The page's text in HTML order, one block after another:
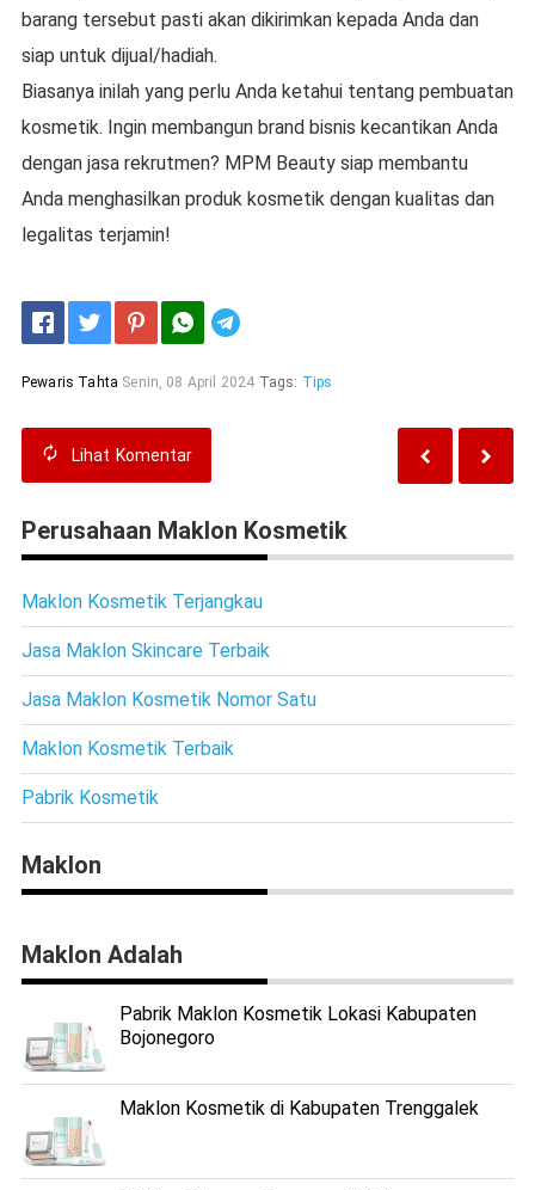
barang tersebut pasti akan dikirimkan kepada Anda dan
siap untuk dijual/hadiah.
Biasanya inilah yang perlu Anda ketahui tentang pembuatan
kosmetik. Ingin membangun brand bisnis kecantikan Anda
dengan jasa rekrutmen? MPM Beauty siap membantu
Anda menghasilkan produk kosmetik dengan kualitas dan
legalitas terjamin!
Pewaris Tahta Senin, 08 April 2024 Tags: Tips
Lihat Komentar
Perusahaan Maklon Kosmetik
Maklon Kosmetik Terjangkau
Jasa Maklon Skincare Terbaik
Jasa Maklon Kosmetik Nomor Satu
Maklon Kosmetik Terbaik
Pabrik Kosmetik
Maklon
Maklon Adalah
Pabrik Maklon Kosmetik Lokasi Kabupaten
Bojonegoro
Maklon Kosmetik di Kabupaten Trenggalek